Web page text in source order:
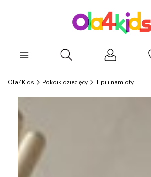
Otwórz wyszukiwarkę
Ola4Kids Pokoik dziecięcy Tipi i namioty